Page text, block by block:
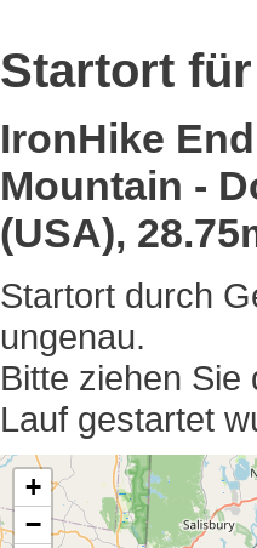
Startort für
IronHike
Mountain -
(USA),
Startort durch
ungenau.
Bitte ziehen
Lauf gestartet
+
−